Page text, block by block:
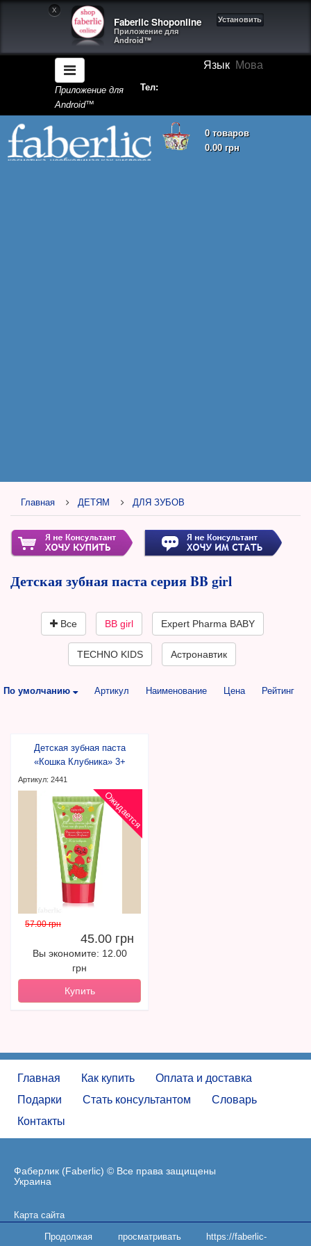
X
Faberlic Shoponline
Приложение для
Android™
Установить
Язык Мова
Приложение для
Android™
Тел:
0 товаров
0.00 грн
Корзина покупок пуста!
Главная ДЕТЯМ ДЛЯ ЗУБОВ
Детская зубная паста серия BB girl
Все BB girl Expert Pharma BABY
TECHNO KIDS Астронавтик
По умолчанию Артикул Наименование Цена Рейтинг
Детская зубная паста
«Кошка Клубника» 3+
Артикул: 2441
Ожидается
57.00 грн
45.00 грн
Вы экономите: 12.00
грн
Купить
Главная Как купить
Оплата и доставка
Подарки
Стать консультантом
Словарь
Контакты
Фаберлик (Faberlic) © Все права защищены
Украина
Карта сайта
Продолжая просматривать https://faberlic-